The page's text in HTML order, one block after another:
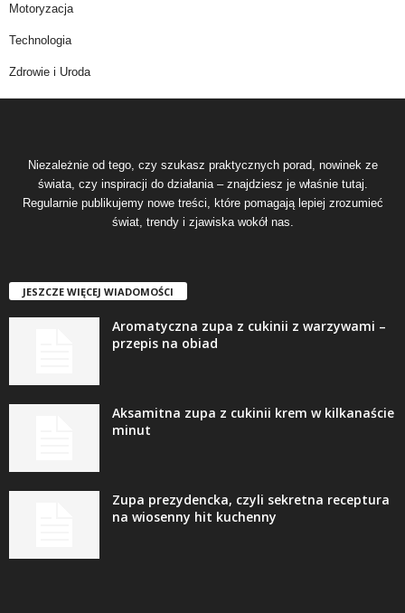
Motoryzacja
Technologia
Zdrowie i Uroda
Niezależnie od tego, czy szukasz praktycznych porad, nowinek ze
świata, czy inspiracji do działania – znajdziesz je właśnie tutaj.
Regularnie publikujemy nowe treści, które pomagają lepiej zrozumieć
świat, trendy i zjawiska wokół nas.
JESZCZE WIĘCEJ WIADOMOŚCI
Aromatyczna zupa z cukinii z warzywami –
przepis na obiad
Aksamitna zupa z cukinii krem w kilkanaście
minut
Zupa prezydencka, czyli sekretna receptura
na wiosenny hit kuchenny